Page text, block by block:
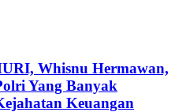
Whisnu Hermawan,
Yang Banyak
Keuangan